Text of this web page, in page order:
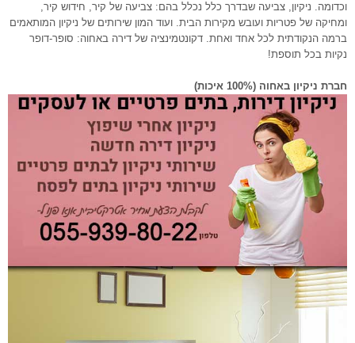
וכדומה. ניקיון, צביעה שבדרך כלל נכלל בהם: צביעה של קיר, חידוש קיר,
ומחיקה של פטריות ועובש מקירות הבית. ועוד המון שירותים של ניקיון המותאמים
ברמה הנקודתית לכל אחד ואחת. דקונטמינציה של דירה באחוה: סופר-דופר
נקיות בכל תוספת!
חברת ניקיון באחוה (100% איכות)